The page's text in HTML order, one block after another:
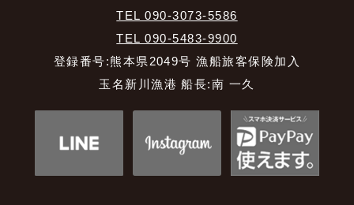
TEL 090-3073-5586
TEL 090-5483-9900
登録番号:熊本県2049号 漁船旅客保険加入
玉名新川漁港 船長:南 一久